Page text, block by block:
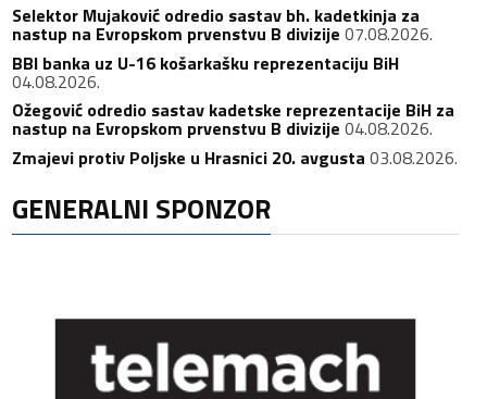
Selektor Mujaković odredio sastav bh. kadetkinja za
nastup na Evropskom prvenstvu B divizije 07.08.2026.
BBI banka uz U-16 košarkašku reprezentaciju BiH
04.08.2026.
Ožegović odredio sastav kadetske reprezentacije BiH za
nastup na Evropskom prvenstvu B divizije 04.08.2026.
Zmajevi protiv Poljske u Hrasnici 20. avgusta 03.08.2026.
GENERALNI SPONZOR